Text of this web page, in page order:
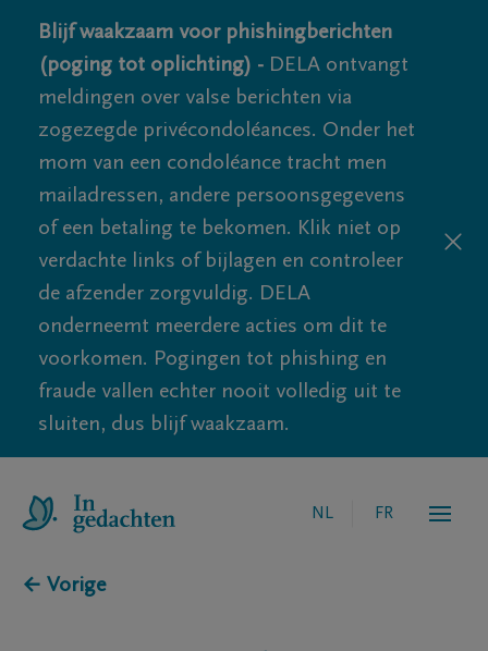
Blijf waakzaam voor phishingberichten
(poging tot oplichting) - DELA ontvangt
meldingen over valse berichten via
zogezegde privécondoléances. Onder het
mom van een condoléance tracht men
mailadressen, andere persoonsgegevens
of een betaling te bekomen. Klik niet op
verdachte links of bijlagen en controleer
de afzender zorgvuldig. DELA
onderneemt meerdere acties om dit te
voorkomen. Pogingen tot phishing en
fraude vallen echter nooit volledig uit te
sluiten, dus blijf waakzaam.
NL FR
← Vorige